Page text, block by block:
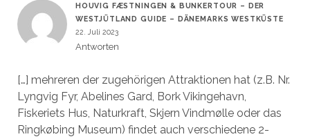
HOUVIG FÆSTNINGEN & BUNKERTOUR – DER
WESTJÜTLAND GUIDE – DÄNEMARKS WESTKÜSTE
22. Juli 2023
Antworten
[…] mehreren der zugehörigen Attraktionen hat (z.B. Nr.
Lyngvig Fyr, Abelines Gard, Bork Vikingehavn,
Fiskeriets Hus, Naturkraft, Skjern Vindmølle oder das
Ringkøbing Museum) findet auch verschiedene 2-